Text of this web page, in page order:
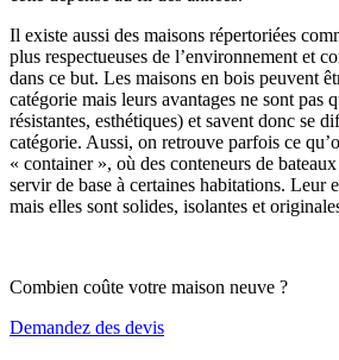
Il existe aussi des maisons répertoriées
plus respectueuses de l’environnement et
dans ce but. Les maisons en bois peuvent
catégorie mais leurs avantages ne sont pas
résistantes, esthétiques) et savent donc se
catégorie. Aussi, on retrouve parfois ce
« container », où des conteneurs de
servir de base à certaines habitations. Leur
mais elles sont solides, isolantes et
Combien coûte votre maison neuve ?
Demandez des devis